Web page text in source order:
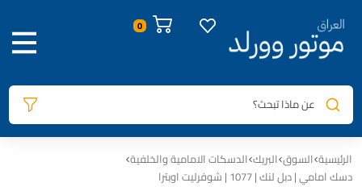
0
عن ماذا تبحث؟
الرئيسية السوق البريك الدسكات الامامية والخلفية
دسك امامي | دبل لنك | 1077 | شوفرليت اوبترا